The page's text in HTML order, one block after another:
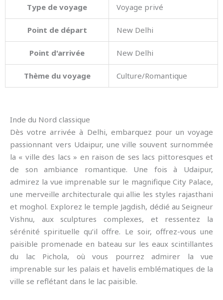
Type de voyage Voyage privé
Point de départ New Delhi
Point d'arrivée New Delhi
Thème du voyage Culture/Romantique
Inde du Nord classique
Dès votre arrivée à Delhi, embarquez pour un voyage
passionnant vers Udaipur, une ville souvent surnommée
la « ville des lacs » en raison de ses lacs pittoresques et
de son ambiance romantique. Une fois à Udaipur,
admirez la vue imprenable sur le magnifique City Palace,
une merveille architecturale qui allie les styles rajasthani
et moghol. Explorez le temple Jagdish, dédié au Seigneur
Vishnu, aux sculptures complexes, et ressentez la
sérénité spirituelle qu’il offre. Le soir, offrez-vous une
paisible promenade en bateau sur les eaux scintillantes
du lac Pichola, où vous pourrez admirer la vue
imprenable sur les palais et havelis emblématiques de la
ville se reflétant dans le lac paisible.